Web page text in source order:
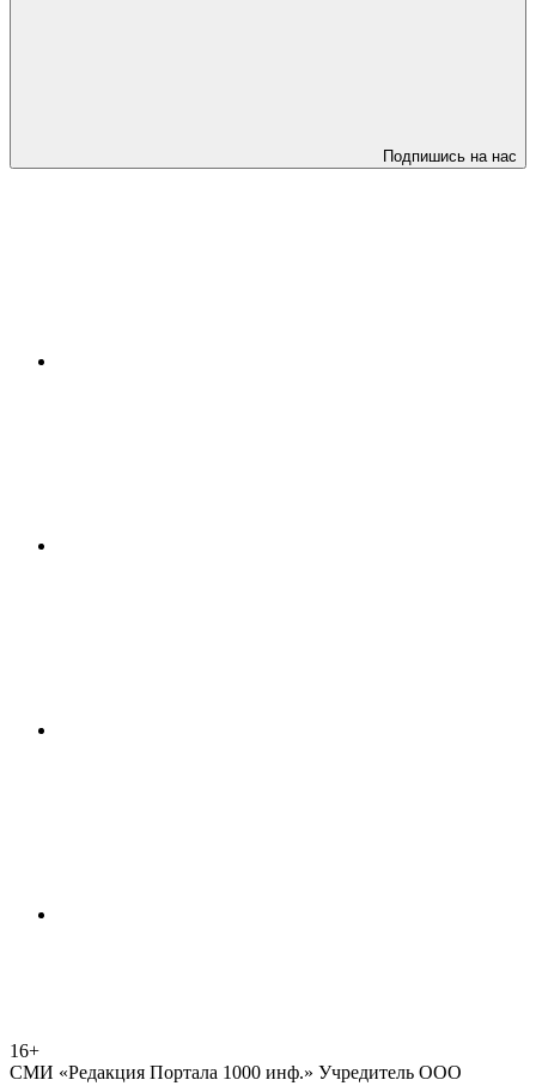
Подпишись на нас
16+
СМИ «Редакция Портала 1000 инф.» Учредитель ООО